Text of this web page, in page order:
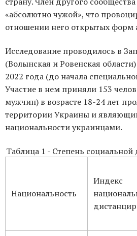
«абсолютно чужой», что
отношении него открытых форм
Исследование проводилось в
(Волынская и Ровенская
2022 года (до начала
Участие в нем приняли 153
мужчин) в возрасте 18-24 лет
территории Украины и
национальности украинцами.
Таблица 1 - Степень
Национальность
Индекс